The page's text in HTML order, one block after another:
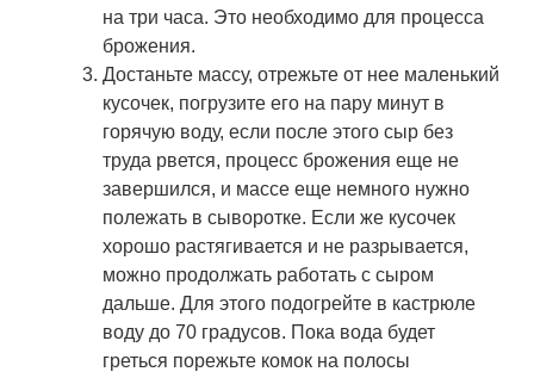
на три часа. Это необходимо для процесса
брожения.
Достаньте массу, отрежьте от нее маленький
кусочек, погрузите его на пару минут в
горячую воду, если после этого сыр без
труда рвется, процесс брожения еще не
завершился, и массе еще немного нужно
полежать в сыворотке. Если же кусочек
хорошо растягивается и не разрывается,
можно продолжать работать с сыром
дальше. Для этого подогрейте в кастрюле
воду до 70 градусов. Пока вода будет
греться порежьте комок на полосы